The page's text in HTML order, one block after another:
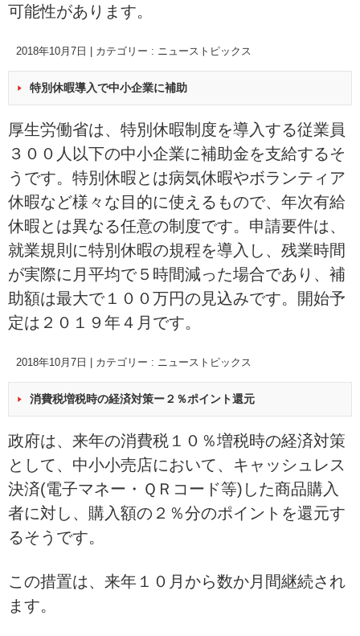
可能性があります。
2018年10月7日 カテゴリー : ニューストピックス
特別休暇導入で中小企業に補助
厚生労働省は、特別休暇制度を導入する従業員
３００人以下の中小企業に補助金を支給するそ
うです。特別休暇とは病気休暇やボランティア
休暇など様々な目的に使えるもので、年次有給
休暇とは異なる任意の制度です。申請要件は、
就業規則に特別休暇の規程を導入し、残業時間
が実際に月平均で５時間減った場合であり、補
助額は最大で１００万円の見込みです。開始予
定は２０１９年４月です。
2018年10月7日 カテゴリー : ニューストピックス
消費税増税時の経済対策ー２％ポイント還元
政府は、来年の消費税１０％増税時の経済対策
として、中小小売店において、キャッシュレス
決済(電子マネー・ＱＲコード等)した商品購入
者に対し、購入額の２％分のポイントを還元す
るそうです。
この措置は、来年１０月から数か月間継続され
ます。